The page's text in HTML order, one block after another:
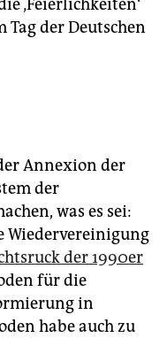
‚Feierlichkeiten‘
Tag der Deutschen
Annexion der
der
was es sei:
Wiedervereinigung
der 1990er
für die
in
habe auch zu